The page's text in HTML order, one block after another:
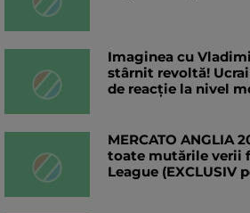
Imaginea cu
stârnit revoltă!
de reacție la nivel
MERCATO ANGLIA
toate mutările verii
League (EXCLUSIV